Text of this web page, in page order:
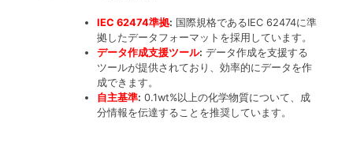
IEC 62474準拠: 国際規格であるIEC 62474に準
拠したデータフォーマットを採用しています。
データ作成支援ツール: データ作成を支援する
ツールが提供されており、効率的にデータを作
成できます。
自主基準: 0.1wt%以上の化学物質について、成
分情報を伝達することを推奨しています。